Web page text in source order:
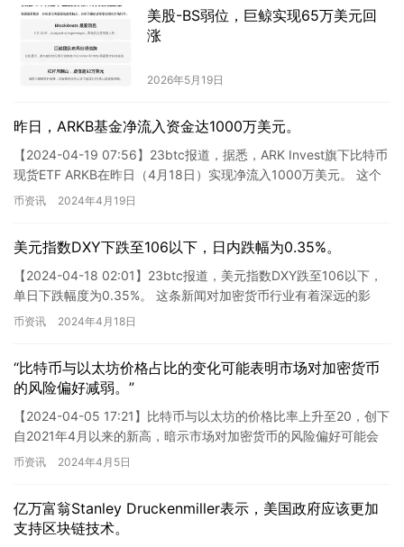
美股-BS弱位，巨鲸实现65万美元回
涨
2026年5月19日
昨日，ARKB基金净流入资金达1000万美元。
【2024-04-19 07:56】23btc报道，据悉，ARK Invest旗下比特币
现货ETF ARKB在昨日（4月18日）实现净流入1000万美元。 这个
消息显示ARK In…
币资讯 2024年4月19日
美元指数DXY下跌至106以下，日内跌幅为0.35%。
【2024-04-18 02:01】23btc报道，美元指数DXY跌至106以下，
单日下跌幅度为0.35%。 这条新闻对加密货币行业有着深远的影
响。首先，美元指数下跌可能会导致投资…
币资讯 2024年4月18日
“比特币与以太坊价格占比的变化可能表明市场对加密货币
的风险偏好减弱。”
【2024-04-05 17:21】比特币与以太坊的价格比率上升至20，创下
自2021年4月以来的新高，暗示市场对加密货币的风险偏好可能会
减弱。这一比率反映出市场对比特币需求的弹性…
币资讯 2024年4月5日
亿万富翁Stanley Druckenmiller表示，美国政府应该更加
支持区块链技术。